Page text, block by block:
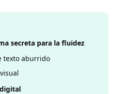
secreta para la fluidez
texto aburrido